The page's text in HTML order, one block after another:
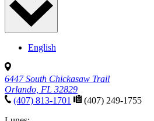
English
6447 South Chickasaw Trail
Orlando, FL 32829
(407) 813-1701
(407) 249-1755